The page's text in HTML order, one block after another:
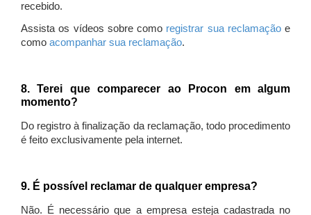
recebido.
Assista os vídeos sobre como registrar sua reclamaçãoe
como acompanhar sua reclamação.
8. Terei que comparecer ao Procon em algum
momento?
Do registro à finalização da reclamação, todo procedimento
é feito exclusivamente pela internet.
9. É possível reclamar de qualquer empresa?
Não. É necessário que a empresa esteja cadastrada no